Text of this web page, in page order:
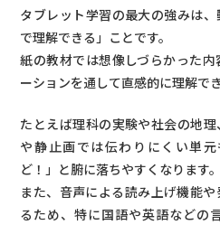
タブレット学習の最大の強みは
で理解できる」ことです。
紙の教材では想像しづらかった
ーションを通して直感的に理解でき
たとえば理科の実験や社会の地
や静止画では伝わりにくい単
ど！」と腑に落ちやすくなります。
また、音声による読み上げ機能
るため、特に国語や英語などの